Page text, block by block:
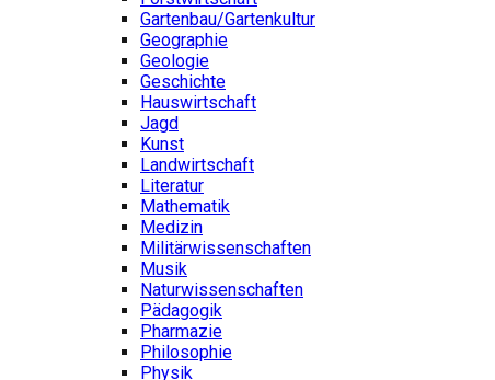
Gartenbau/Gartenkultur
Geographie
Geologie
Geschichte
Hauswirtschaft
Jagd
Kunst
Landwirtschaft
Literatur
Mathematik
Medizin
Militärwissenschaften
Musik
Naturwissenschaften
Pädagogik
Pharmazie
Philosophie
Physik